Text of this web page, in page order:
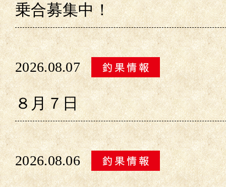
乗合募集中！
2026.08.07
８月７日
2026.08.06